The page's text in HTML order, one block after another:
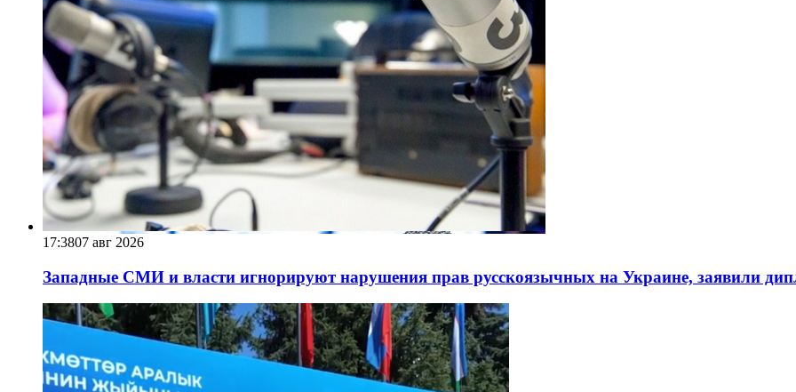
17:3807 авг 2026
Западные СМИ и власти игнорируют нарушения прав русскоязычных на Украине, заявили